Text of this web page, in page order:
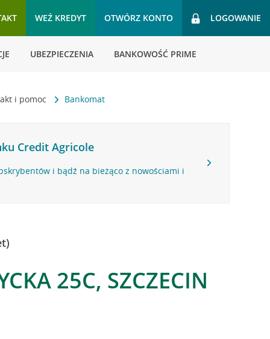
WEŹ KREDYT OTWÓRZ KONTO LOGOWANIE
UBEZPIECZENIA BANKOWOŚĆ PRIME
i pomoc Bankomat
Credit Agricole
i bądź na bieżąco z nowościami i
25C, SZCZECIN